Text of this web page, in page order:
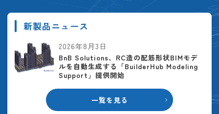
新製品ニュース
一覧を見る
2026年8月3日
BnB Solutions、RC造の配筋形状BIMモデ
ルを自動生成する「BuilderHub Modeling
Support」提供開始